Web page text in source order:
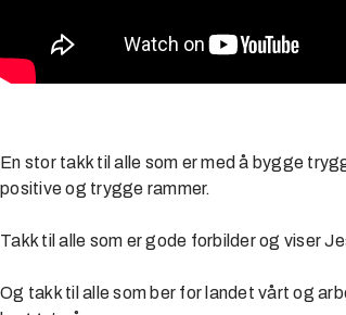
En stor takk til alle som er med å bygge
positive og trygge rammer.
Takk til alle som er gode forbilder og viser
Og takk til alle som ber for landet vårt og